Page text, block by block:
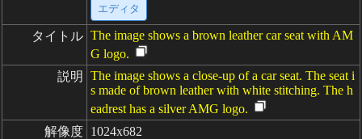
エディタ
タイトル The image shows a brown leather car seat with AM
G logo.
説明
The image shows a close-up of a car seat. The seat i
s made of brown leather with white stitching. The h
eadrest has a silver AMG logo.
解像度 1024x682